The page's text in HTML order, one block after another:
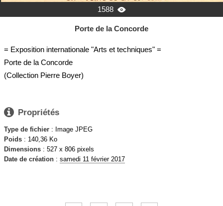
1588 
Porte de la Concorde
= Exposition internationale "Arts et techniques" =
Porte de la Concorde
(Collection Pierre Boyer)
 Propriétés
Type de fichier : Image JPEG
Poids : 140,36 Ko
Dimensions : 527 x 806 pixels
Date de création : samedi 11 février 2017